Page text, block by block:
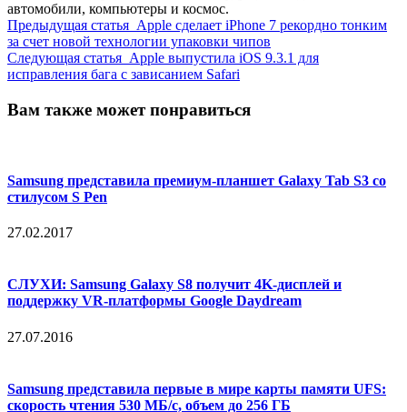
автомобили, компьютеры и космос.
Предыдущая статья Apple сделает iPhone 7 рекордно тонким
за счет новой технологии упаковки чипов
Следующая статья Apple выпустила iOS 9.3.1 для
исправления бага с зависанием Safari
Вам также может понравиться
Samsung представила премиум-планшет Galaxy Tab S3 со
стилусом S Pen
27.02.2017
СЛУХИ: Samsung Galaxy S8 получит 4K-дисплей и
поддержку VR-платформы Google Daydream
27.07.2016
Samsung представила первые в мире карты памяти UFS:
скорость чтения 530 МБ/с, объем до 256 ГБ